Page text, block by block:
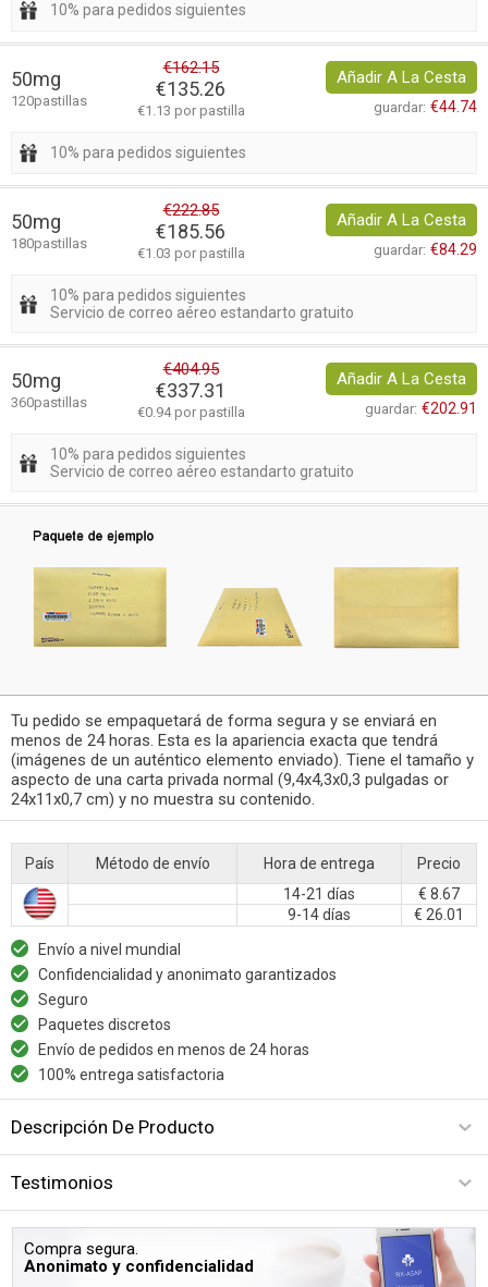
10% para pedidos siguientes
50mg
120pastillas
€162.15
€135.26
€1.13 por pastilla
Añadir A La Cesta
guardar: €44.74
10% para pedidos siguientes
50mg
180pastillas
€222.85
€185.56
€1.03 por pastilla
Añadir A La Cesta
guardar: €84.29
10% para pedidos siguientes
Servicio de correo aéreo estandarto gratuito
50mg
360pastillas
€404.95
€337.31
€0.94 por pastilla
Añadir A La Cesta
guardar: €202.91
10% para pedidos siguientes
Servicio de correo aéreo estandarto gratuito
Tu pedido se empaquetará de forma segura y se enviará en
menos de 24 horas. Esta es la apariencia exacta que tendrá
(imágenes de un auténtico elemento enviado). Tiene el tamaño y
aspecto de una carta privada normal (9,4x4,3x0,3 pulgadas or
24x11x0,7 cm) y no muestra su contenido.
País Método de envío Hora de entrega
Precio
14-21 días
€ 8.67
9-14 días
€ 26.01
Envío a nivel mundial
Confidencialidad y anonimato garantizados
Seguro
Paquetes discretos
Envío de pedidos en menos de 24 horas
100% entrega satisfactoria
Descripción De Producto
Testimonios
Compra segura.
Anonimato y confidencialidad